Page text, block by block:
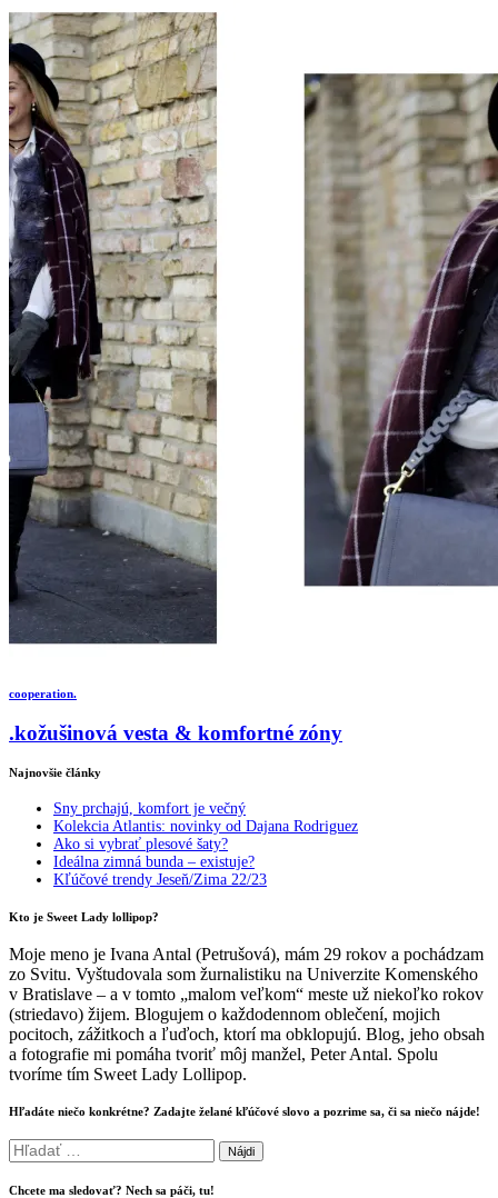
cooperation.
.kožušinová vesta & komfortné zóny
Najnovšie články
Sny prchajú, komfort je večný
Kolekcia Atlantis: novinky od Dajana Rodriguez
Ako si vybrať plesové šaty?
Ideálna zimná bunda – existuje?
Kľúčové trendy Jeseň/Zima 22/23
Kto je Sweet Lady lollipop?
Moje meno je Ivana Antal (Petrušová), mám 29 rokov a pochádzam
zo Svitu. Vyštudovala som žurnalistiku na Univerzite Komenského
v Bratislave – a v tomto „malom veľkom“ meste už niekoľko rokov
(striedavo) žijem. Blogujem o každodennom oblečení, mojich
pocitoch, zážitkoch a ľuďoch, ktorí ma obklopujú. Blog, jeho obsah
a fotografie mi pomáha tvoriť môj manžel, Peter Antal. Spolu
tvoríme tím Sweet Lady Lollipop.
Hľadáte niečo konkrétne? Zadajte želané kľúčové slovo a pozrime sa, či sa niečo nájde!
Hľadať:
Chcete ma sledovať? Nech sa páči, tu!